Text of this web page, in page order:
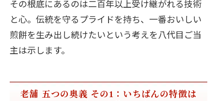
その根底にあるのは二百年以上受け継がれる技術
と心。伝統を守るプライドを持ち、一番おいしい
煎餅を生み出し続けたいという考えを八代目ご当
主は示します。
老舗 五つの奥義 その1：いちばんの特徴は